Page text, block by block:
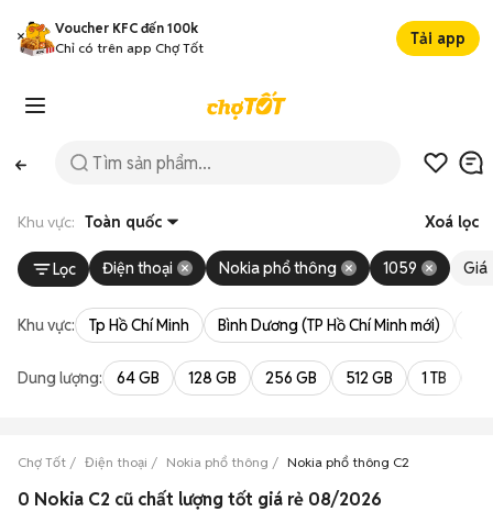
Voucher KFC đến 100k
Chỉ có trên app Chợ Tốt
Tải app
Khu vực: Toàn quốc Xoá lọc
Lọc Điện thoại Nokia phổ thông 1059 Giá
Khu vực: Tp Hồ Chí Minh Bình Dương (TP Hồ Chí Minh mới)
Dung lượng: 64 GB 128 GB 256 GB 512 GB 1 TB
Chợ Tốt Điện thoại Nokia phổ thông Nokia phổ thông C2
0 Nokia C2 cũ chất lượng tốt giá rẻ 08/2026